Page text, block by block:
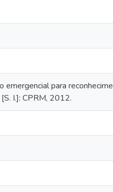
emergencial para
I.]: CPRM, 2012.